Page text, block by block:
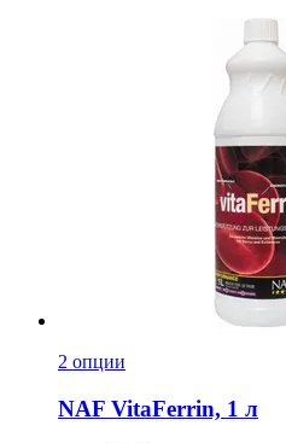
2 опции
NAF VitaFerrin, 1 л